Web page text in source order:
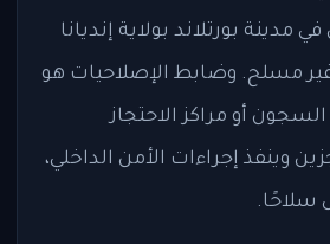
بورتلاند بولاية إنديانا
مسلح. وضابط الإصلاحيات هو
أو مراكز الاحتجاز
وينفذ إجراءات الأمن الداخلي،
سلاحًا.